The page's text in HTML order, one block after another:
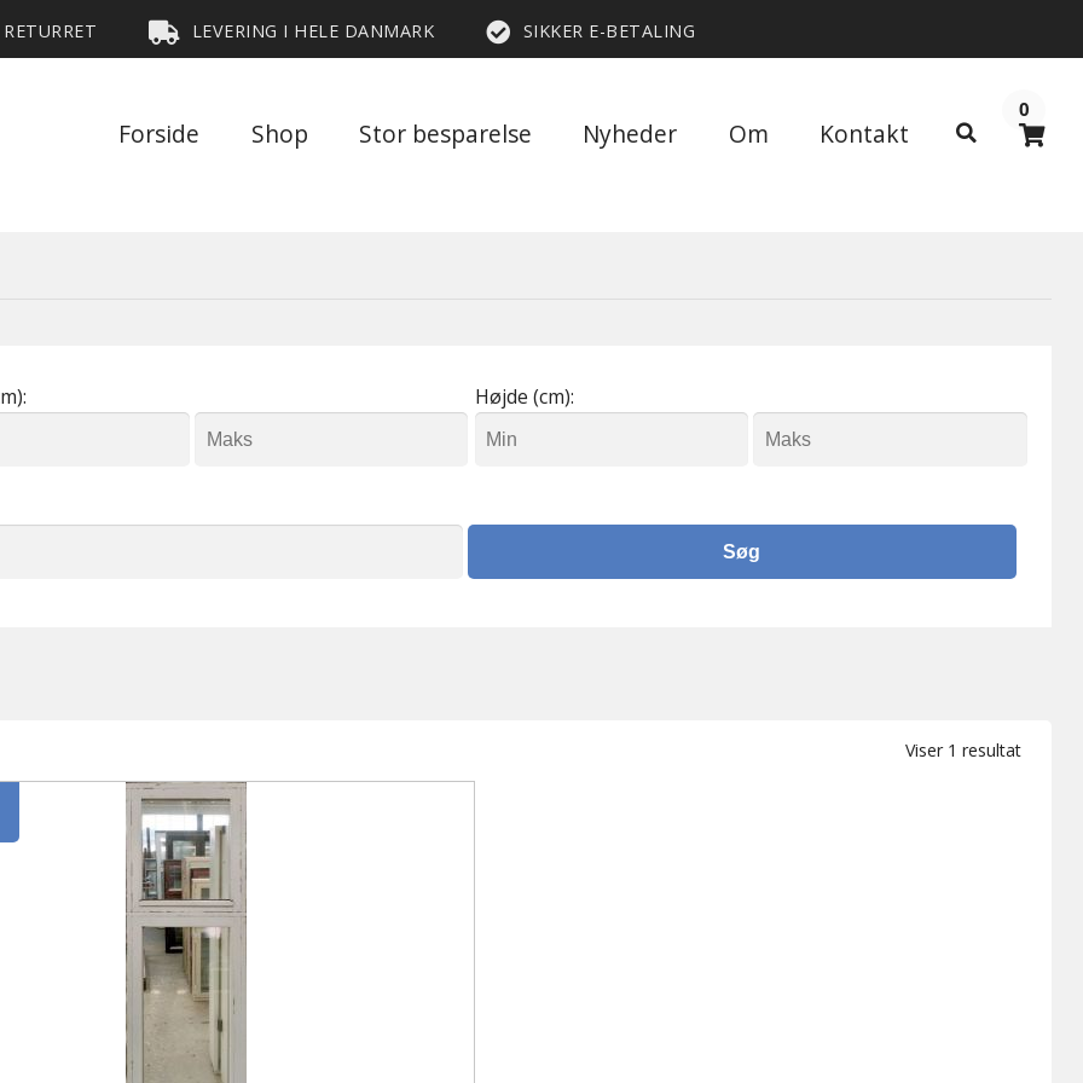
RETURRET LEVERING I HELE DANMARK SIKKER E-BETALING
Forside Shop Stor besparelse Nyheder Om Kontakt
Søg
0
Højde (cm):
Viser 1 resultat